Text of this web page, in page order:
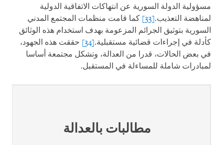
مسؤولية الدولة السورية عن انتهاكات الاتفاقية الدولية
لمناهضة التعذيب.[33]
كما قامت منظمات المجتمع المدني
السورية بتوثيق الجرائم المزعومة بهدف استخدام هذه الوثائق
كأدلة في إجراءات قضائية مستقبلية.[34]
حققت هذه الجهود،
في بعض الحالات، قدرا من العدالة، وتشكل مجتمعة أساسا
لمبادرات شاملة للمساءلة في المستقبل.
مطالبات بالعدالة